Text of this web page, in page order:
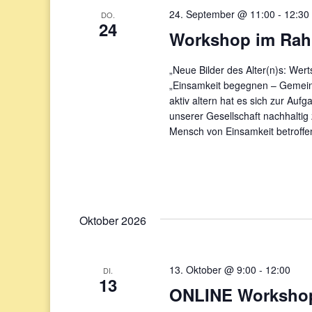
DO.
24 Workshop im
24. September @ 11:00 - 12:30
„Neue Bilder des Alter(n)s:
„Einsamkeit begegnen –
aktiv altern hat es sich zur
unserer Gesellschaft
Mensch von Einsamkeit
Oktober 2026
DI.
13 ONLINE
13. Oktober @ 9:00 - 12:00